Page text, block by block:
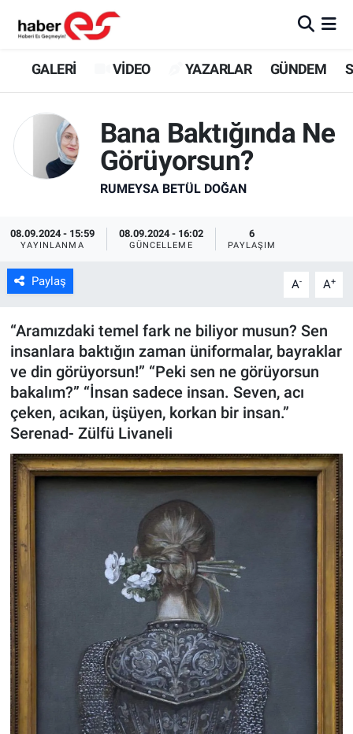
GALERİ VİDEO YAZARLAR GÜNDEM
Bana Baktığında Ne
Görüyorsun?
RUMEYSA BETÜL DOĞAN
08.09.2024 - 15:59
YAYINLANMA
08.09.2024 - 16:02
GÜNCELLEME
6
PAYLAŞIM
Paylaş A- A+
“Aramızdaki temel fark ne biliyor musun? Sen
insanlara baktığın zaman üniformalar, bayraklar
ve din görüyorsun!” “Peki sen ne görüyorsun
bakalım?” “İnsan sadece insan. Seven, acı
çeken, acıkan, üşüyen, korkan bir insan.”
Serenad- Zülfü Livaneli
GALERİ
YAZARLAR
GÜNDEM
SPOR
ASAYİŞ
Eskişehir Nöbetçi Eczaneler
Eskişehir Trafik Yoğunluk Haritası
Süper Lig Puan Durumu ve Fikstür